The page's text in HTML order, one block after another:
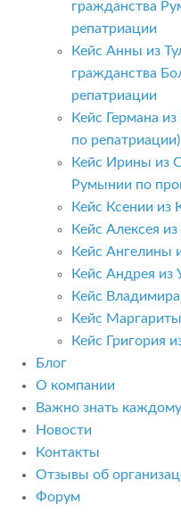
гражданства
репатриации
Кейс Анны из
гражданства
репатриации
Кейс Германа
по репатриации)
Кейс Ирины из
Румынии по
Кейс Ксении из
Кейс Алексея
Кейс Ангелины
Кейс Андрея
Кейс
Кейс
Кейс Григория
Блог
О компании
Важно знать каждому
Новости
Контакты
Отзывы об
Форум